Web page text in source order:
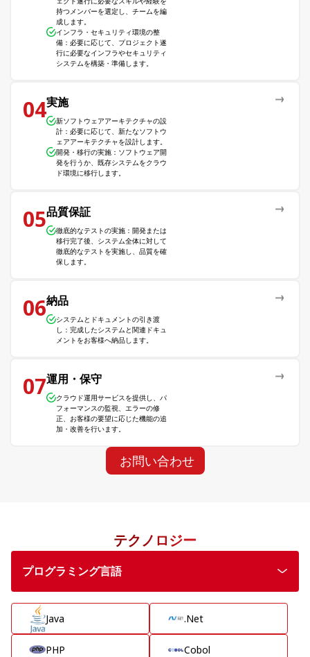
持つメンバーを選定し、チームを編
成します。
インフラ・セキュリティ環境の整
備：必要に応じて、プロジェクト遂
行に必要なインフラやセキュリティ
システムを構築・準備します。
04実施
新ソフトウェアアーキテクチャの設
計：必要に応じて、新たなソフトウ
ェアアーキテクチャを設計します。
開発・移行の実施：ソフトウェア開
発を行うか、既存システムをクラウ
ド環境に移行します。
05品質保証
徹底的なテストの実施：開発または
移行完了後、システム全体に対して
徹底的なテストを実施し、品質を確
保します。
06納品
システムとドキュメントの引き渡
し：完成したシステムと関連ドキュ
メントをお客様へ納品します。
07運用・保守
クラウド運用サービスを提供し、パ
フォーマンスの監視、エラーの修
正、お客様の要望に応じた機能の追
加・改善を行います。
お問い合わせ
テクノロジー
プログラミング言語
Java .Net
PHP Cobol